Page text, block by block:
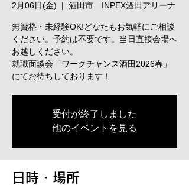
2月06日(金)
  |
酒田市 INPEX酒田アリーナ
無資格・未経験OK!どなたもお気軽にご相談
ください。予約は不要です。当日直接会場へ
お越しください。
就職面談会「ワークチャンス酒田2026春」
にてお待ちしております！
受付が終了しました
他のイベントを見る
日時・場所